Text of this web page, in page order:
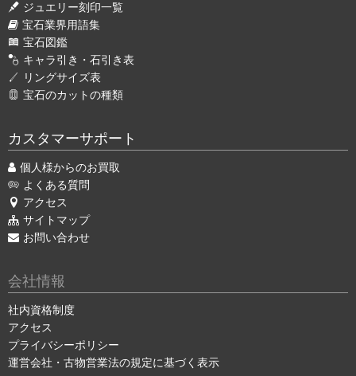
ジュエリー刻印一覧
宝石業界用語集
宝石図鑑
キャラ引き・石引き表
リングサイズ表
宝石のカットの種類
カスタマーサポート
個人様からのお買取
よくある質問
アクセス
サイトマップ
お問い合わせ
会社情報
社内資格制度
アクセス
プライバシーポリシー
運営会社・古物営業法の規定に基づく表示